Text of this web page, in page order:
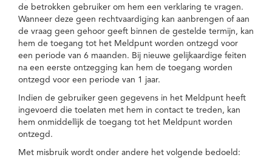
de betrokken gebruiker om hem een verklaring te vragen.
Wanneer deze geen rechtvaardiging kan aanbrengen of aan
de vraag geen gehoor geeft binnen de gestelde termijn, kan
hem de toegang tot het Meldpunt worden ontzegd voor
een periode van 6 maanden. Bij nieuwe gelijkaardige feiten
na een eerste ontzegging kan hem de toegang worden
ontzegd voor een periode van 1 jaar.
Indien de gebruiker geen gegevens in het Meldpunt heeft
ingevoerd die toelaten met hem in contact te treden, kan
hem onmiddellijk de toegang tot het Meldpunt worden
ontzegd.
Met misbruik wordt onder andere het volgende bedoeld: